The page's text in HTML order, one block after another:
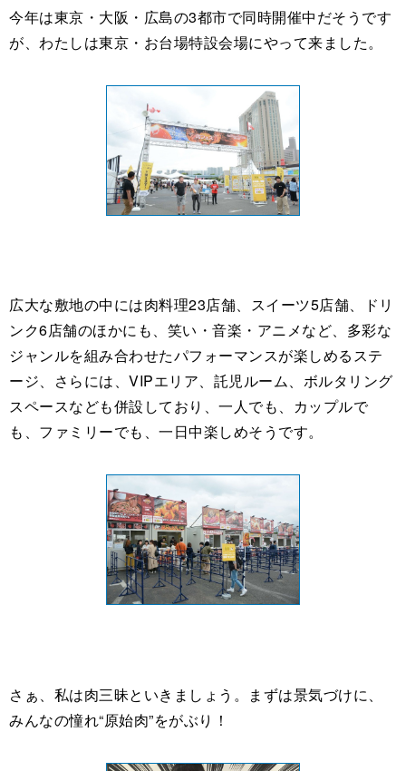
今年は東京・大阪・広島の3都市で同時開催中だそうです
が、わたしは東京・お台場特設会場にやって来ました。
広大な敷地の中には肉料理23店舗、スイーツ5店舗、ドリ
ンク6店舗のほかにも、笑い・音楽・アニメなど、多彩な
ジャンルを組み合わせたパフォーマンスが楽しめるステ
ージ、さらには、VIPエリア、託児ルーム、ボルタリング
スペースなども併設しており、一人でも、カップルで
も、ファミリーでも、一日中楽しめそうです。
さぁ、私は肉三昧といきましょう。まずは景気づけに、
みんなの憧れ“原始肉”をがぶり！